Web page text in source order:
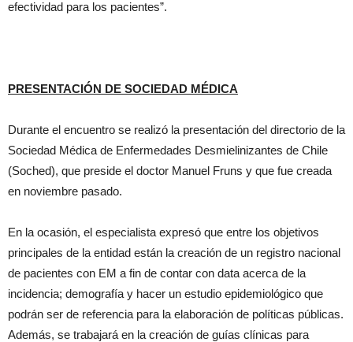
efectividad para los pacientes”.
PRESENTACIÓN DE SOCIEDAD MÉDICA
Durante el encuentro se realizó la presentación del directorio de la
Sociedad Médica de Enfermedades Desmielinizantes de Chile
(Soched), que preside el doctor Manuel Fruns y que fue creada
en noviembre pasado.
En la ocasión, el especialista expresó que entre los objetivos
principales de la entidad están la creación de un registro nacional
de pacientes con EM a fin de contar con data acerca de la
incidencia; demografía y hacer un estudio epidemiológico que
podrán ser de referencia para la elaboración de políticas públicas.
Además, se trabajará en la creación de guías clínicas para